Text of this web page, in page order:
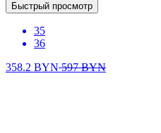
Быстрый просмотр
35
36
358.2 BYN597BYN